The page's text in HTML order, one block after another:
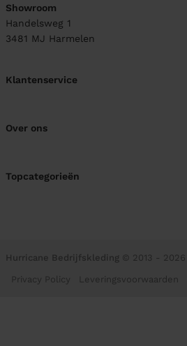
Showroom
Handelsweg 1
3481 MJ Harmelen
Klantenservice
Over ons
Topcategorieën
Hurricane Bedrijfskleding © 2013 - 2026
Privacy Policy Leveringsvoorwaarden